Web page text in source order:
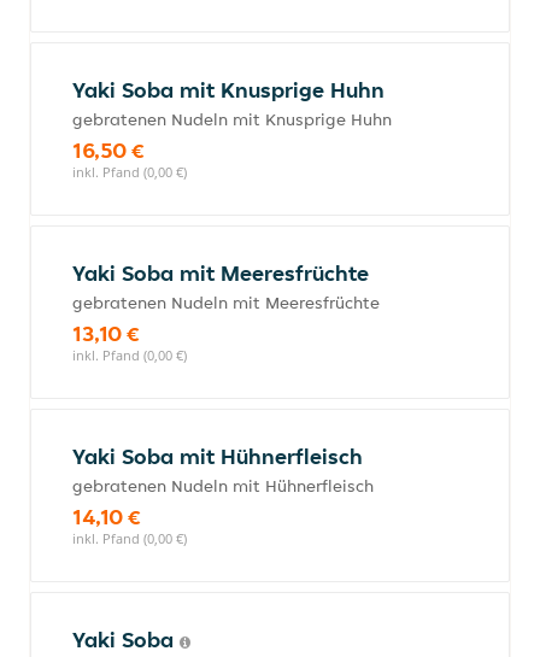
Yaki Soba mit Knusprige Huhn
gebratenen Nudeln mit Knusprige Huhn
16,50 €
inkl. Pfand (0,00 €)
Yaki Soba mit Meeresfrüchte
gebratenen Nudeln mit Meeresfrüchte
13,10 €
inkl. Pfand (0,00 €)
Yaki Soba mit Hühnerfleisch
gebratenen Nudeln mit Hühnerfleisch
14,10 €
inkl. Pfand (0,00 €)
Yaki Soba